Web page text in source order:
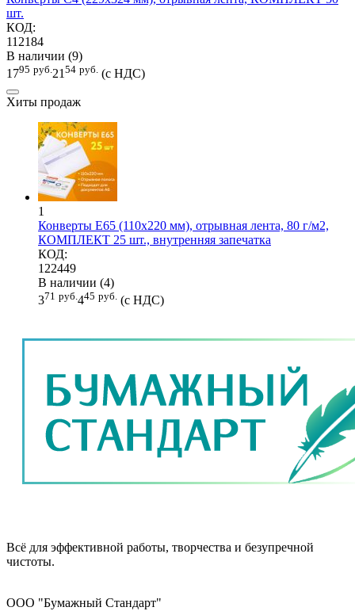
шт.
КОД:
112184
В наличии (9)
1795 руб. 21 54 руб. (с НДС)
Хиты продаж
1
Конверты Е65 (110х220 мм), отрывная лента, 80 г/м2,
КОМПЛЕКТ 25 шт., внутренняя запечатка
КОД:
122449
В наличии (4)
371 руб. 445 руб. (с НДС)
Всё для эффективной работы, творчества и безупречной
чистоты.
ООО "Бумажный Стандарт"